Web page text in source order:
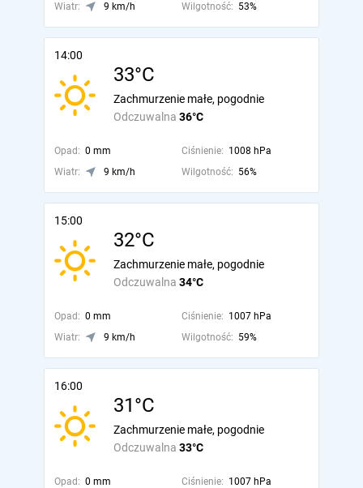
Wiatr:
9 km/h Wilgotność: 53%
14:00
33°C
Odczuwalna 36°C
Zachmurzenie małe, pogodnie
Opad: 0 mm Ciśnienie: 1008 hPa
Wiatr:
9 km/h Wilgotność: 56%
15:00
32°C
Odczuwalna 34°C
Zachmurzenie małe, pogodnie
Opad: 0 mm Ciśnienie: 1007 hPa
Wiatr:
9 km/h Wilgotność: 59%
16:00
31°C
Odczuwalna 33°C
Zachmurzenie małe, pogodnie
Opad: 0 mm Ciśnienie: 1007 hPa